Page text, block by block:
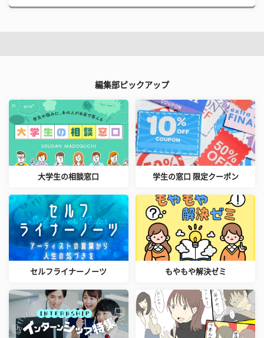
編集部ピックアップ
大学生の相談窓口 学生の窓口 限定クーポン
セルフライナーノーツ もやもや解決ゼミ